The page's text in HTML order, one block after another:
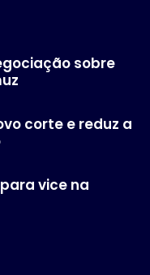
sobre
corte e reduz a
vice na